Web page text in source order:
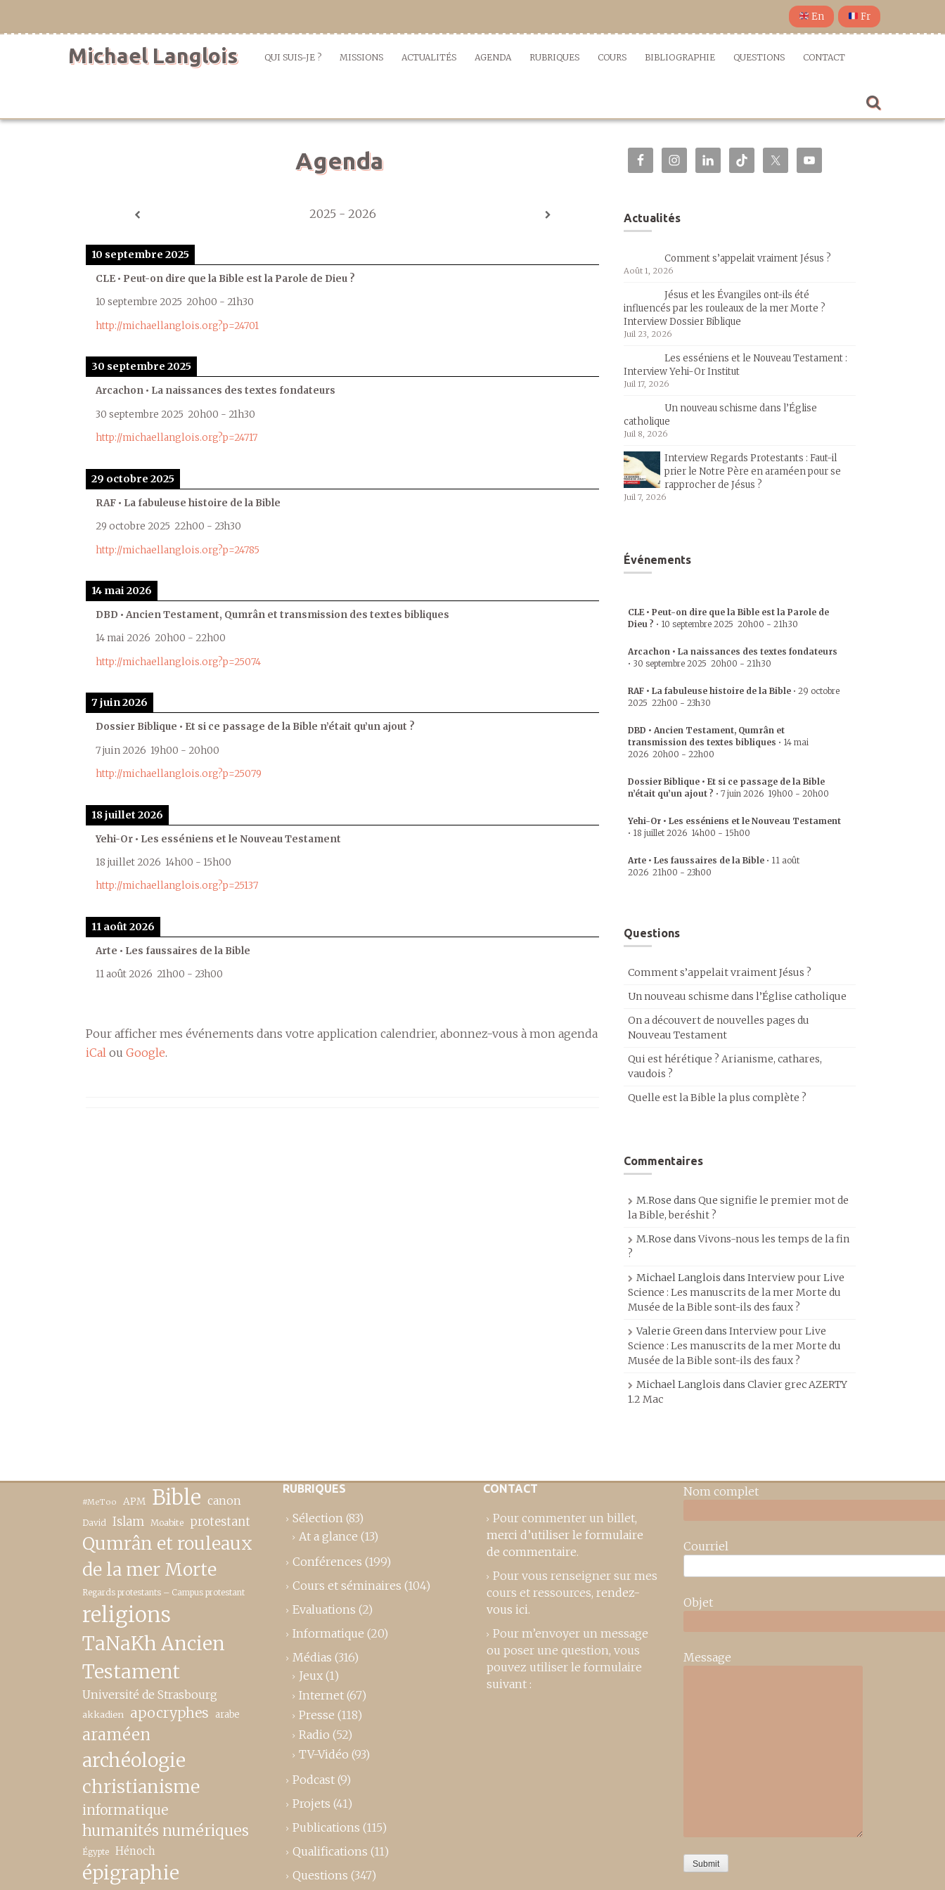
En Fr
Michael Langlois QUI SUIS-JE ? MISSIONS ACTUALITÉS AGENDA RUBRIQUES COURS BIBLIOGRAPHIE QUESTIONS CONTACT
Agenda
2025 - 2026
10 septembre 2025
CLE • Peut-on dire que la Bible est la Parole de Dieu ?
10 septembre 2025 20h00 - 21h30
http://michaellanglois.org?p=24701
30 septembre 2025
Arcachon • La naissances des textes fondateurs
30 septembre 2025 20h00 - 21h30
http://michaellanglois.org?p=24717
29 octobre 2025
RAF • La fabuleuse histoire de la Bible
29 octobre 2025 22h00 - 23h30
http://michaellanglois.org?p=24785
14 mai 2026
DBD • Ancien Testament, Qumrân et transmission des textes bibliques
14 mai 2026 20h00 - 22h00
http://michaellanglois.org?p=25074
7 juin 2026
Dossier Biblique • Et si ce passage de la Bible n’était qu’un ajout ?
7 juin 2026 19h00 - 20h00
http://michaellanglois.org?p=25079
18 juillet 2026
Yehi-Or • Les esséniens et le Nouveau Testament
18 juillet 2026 14h00 - 15h00
http://michaellanglois.org?p=25137
11 août 2026
Arte • Les faussaires de la Bible
11 août 2026 21h00 - 23h00
Pour afficher mes événements dans votre application calendrier, abonnez-vous à mon agenda
iCal ou Google.
Actualités
Comment s’appelait vraiment Jésus ?
Août 1, 2026
Jésus et les Évangiles ont-ils été
influencés par les rouleaux de la mer Morte ?
Interview Dossier Biblique
Juil 23, 2026
Les esséniens et le Nouveau Testament :
Interview Yehi-Or Institut
Juil 17, 2026
Un nouveau schisme dans l’Église
catholique
Juil 8, 2026
Interview Regards Protestants : Faut-il
prier le Notre Père en araméen pour se
rapprocher de Jésus ?
Juil 7, 2026
Événements
CLE • Peut-on dire que la Bible est la Parole de
Dieu ? • 10 septembre 2025 20h00 - 21h30
Arcachon • La naissances des textes fondateurs
• 30 septembre 2025 20h00 - 21h30
RAF • La fabuleuse histoire de la Bible • 29 octobre
2025 22h00 - 23h30
DBD • Ancien Testament, Qumrân et
transmission des textes bibliques • 14 mai
2026 20h00 - 22h00
Dossier Biblique • Et si ce passage de la Bible
n’était qu’un ajout ? • 7 juin 2026 19h00 - 20h00
Yehi-Or • Les esséniens et le Nouveau Testament
• 18 juillet 2026 14h00 - 15h00
Arte • Les faussaires de la Bible • 11 août
2026 21h00 - 23h00
Questions
Comment s’appelait vraiment Jésus ?
Un nouveau schisme dans l’Église catholique
On a découvert de nouvelles pages du
Nouveau Testament
Qui est hérétique ? Arianisme, cathares,
vaudois ?
Quelle est la Bible la plus complète ?
Commentaires
M.Rose dans Que signifie le premier mot de
la Bible, beréshit ?
M.Rose dansVivons-nous les temps de la fin
?
Michael Langlois dans Interview pour Live
Science : Les manuscrits de la mer Morte du
Musée de la Bible sont-ils des faux ?
Valerie Greendans Interview pour Live
Science : Les manuscrits de la mer Morte du
Musée de la Bible sont-ils des faux ?
Michael Langlois dans Clavier grec AZERTY
1.2 Mac
#MeToo APM Bible canon
David Islam Moabite protestant
Qumrân et rouleaux
de la mer Morte
Regards protestants – Campus protestant
religions
TaNaKh Ancien
Testament
Université de Strasbourg
akkadien apocryphes arabe
araméen
archéologie
christianisme
informatique
humanités numériques
Égypte Hénoch
épigraphie
RUBRIQUES
Sélection (83)
At a glance (13)
Conférences (199)
Cours et séminaires (104)
Evaluations (2)
Informatique (20)
Médias (316)
Jeux (1)
Internet (67)
Presse (118)
Radio (52)
TV-Vidéo (93)
Podcast (9)
Projets (41)
Publications (115)
Qualifications (11)
Questions (347)
CONTACT
Pour commenter un billet,
merci d’utiliser le formulaire
de commentaire.
Pour vous renseigner sur mes
cours et ressources, rendez-
vous ici.
Pour m’envoyer un message
ou poser une question, vous
pouvez utiliser le formulaire
suivant :
Nom complet
Courriel
Objet
Message